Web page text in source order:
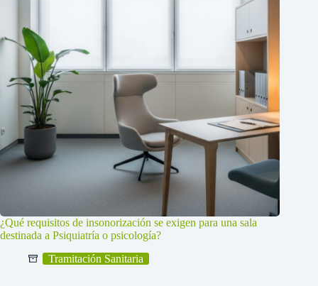
¿Qué requisitos de insonorización se exigen para una sala
destinada a Psiquiatría o psicología?
Tramitación Sanitaria